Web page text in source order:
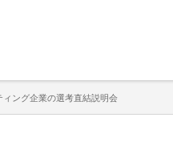
ィング企業の選考直結説明会